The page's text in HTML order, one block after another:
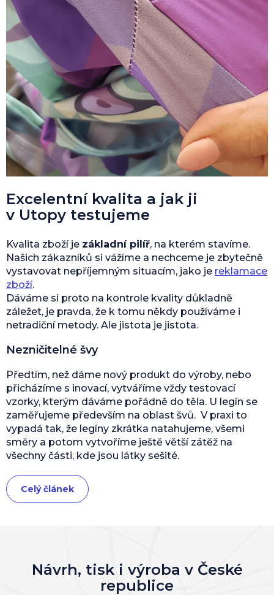
Excelentní kvalita a jak ji
v Utopy testujeme
Kvalita zboží je základní pilíř, na kterém stavíme.
Našich zákazníků si vážíme a nechceme je zbytečně
vystavovat nepříjemným situacím, jako je reklamace
zboží.
Dáváme si proto na kontrole kvality důkladně
záležet, je pravda, že k tomu někdy používáme i
netradiční metody. Ale jistota je jistota.
Nezničitelné švy
Předtím, než dáme nový produkt do výroby, nebo
přicházíme s inovací, vytváříme vždy testovací
vzorky, kterým dáváme pořádně do těla. U legín se
zaměřujeme především na oblast švů. V praxi to
vypadá tak, že legíny zkrátka natahujeme, všemi
směry a potom vytvoříme ještě větší zátěž na
všechny části, kde jsou látky sešité.
Celý článek
Návrh, tisk i výroba v České
republice